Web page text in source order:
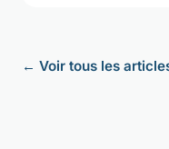
← Voir tous les